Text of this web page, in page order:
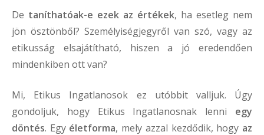
De taníthatóak-e ezek az értékek, ha esetleg nem
jön ösztönből? Személyiségjegyről van szó, vagy az
etikusság elsajátítható, hiszen a jó eredendően
mindenkiben ott van?
Mi, Etikus Ingatlanosok ez utóbbit valljuk. Úgy
gondoljuk, hogy Etikus Ingatlanosnak lenni egy
döntés. Egy életforma, mely azzal kezdődik, hogy az